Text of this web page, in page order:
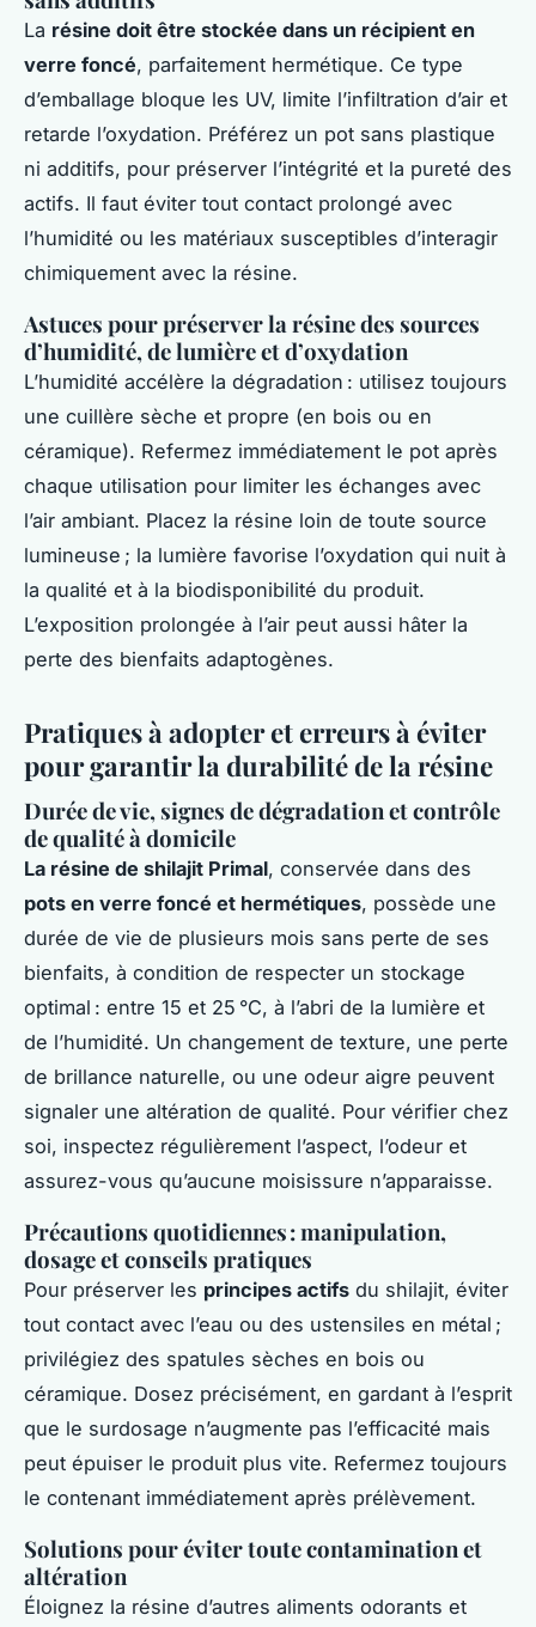
La résine doit être stockée dans un récipient en
verre foncé, parfaitement hermétique. Ce type
d’emballage bloque les UV, limite l’infiltration d’air et
retarde l’oxydation. Préférez un pot sans plastique
ni additifs, pour préserver l’intégrité et la pureté des
actifs. Il faut éviter tout contact prolongé avec
l’humidité ou les matériaux susceptibles d’interagir
chimiquement avec la résine.
Astuces pour préserver la résine des sources
d’humidité, de lumière et d’oxydation
L’humidité accélère la dégradation : utilisez toujours
une cuillère sèche et propre (en bois ou en
céramique). Refermez immédiatement le pot après
chaque utilisation pour limiter les échanges avec
l’air ambiant. Placez la résine loin de toute source
lumineuse ; la lumière favorise l’oxydation qui nuit à
la qualité et à la biodisponibilité du produit.
L’exposition prolongée à l’air peut aussi hâter la
perte des bienfaits adaptogènes.
Pratiques à adopter et erreurs à éviter
pour garantir la durabilité de la résine
Durée de vie, signes de dégradation et contrôle
de qualité à domicile
La résine de shilajit Primal, conservée dans des
pots en verre foncé et hermétiques, possède une
durée de vie de plusieurs mois sans perte de ses
bienfaits, à condition de respecter un stockage
optimal : entre 15 et 25 °C, à l’abri de la lumière et
de l’humidité. Un changement de texture, une perte
de brillance naturelle, ou une odeur aigre peuvent
signaler une altération de qualité. Pour vérifier chez
soi, inspectez régulièrement l’aspect, l’odeur et
assurez-vous qu’aucune moisissure n’apparaisse.
Précautions quotidiennes : manipulation,
dosage et conseils pratiques
Pour préserver les principes actifs du shilajit, éviter
tout contact avec l’eau ou des ustensiles en métal ;
privilégiez des spatules sèches en bois ou
céramique. Dosez précisément, en gardant à l’esprit
que le surdosage n’augmente pas l’efficacité mais
peut épuiser le produit plus vite. Refermez toujours
le contenant immédiatement après prélèvement.
Solutions pour éviter toute contamination et
altération
Éloignez la résine d’autres aliments odorants et